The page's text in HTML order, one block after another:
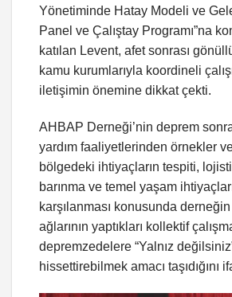
Yönetiminde Hatay Modeli ve
Panel ve Çalıştay Programı”na
katılan Levent, afet sonrası
kamu kurumlarıyla koordineli
iletişimin önemine dikkat çekti.
AHBAP Derneği’nin deprem
yardım faaliyetlerinden örnekler
bölgedeki ihtiyaçların tespiti,
barınma ve temel yaşam
karşılanması konusunda
ağlarının yaptıkları kollektif
depremzedelere “Yalnız
hissettirebilmek amacı taşıdığını